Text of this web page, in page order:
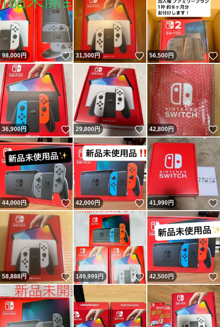
98,000円 いいね！
31,500円 いいね！
56,500円
36,900円 いいね！
29,800円 いいね！
42,800円
44,000円 いいね！
42,000円 いいね！
41,990円
58,888円 いいね！
149,999円 いいね！
42,500円